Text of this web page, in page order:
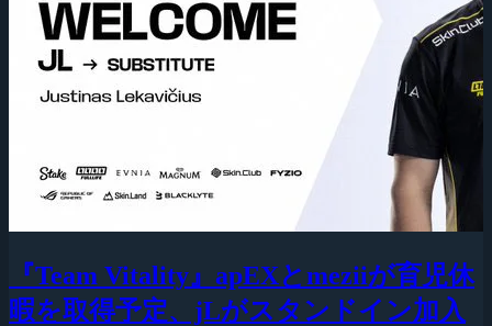
『Team Vitality』apEXとmeziiが育児休
暇を取得予定、jLがスタンドイン加入